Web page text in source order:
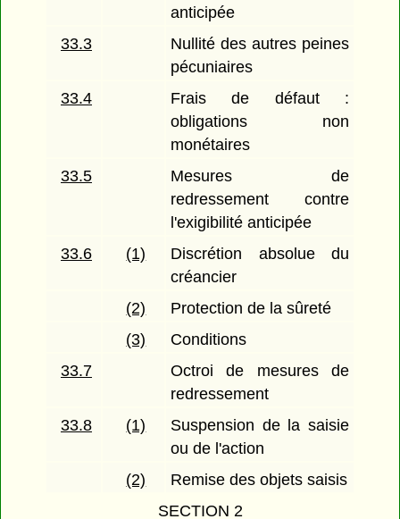
anticipée
33.3
Nullité des autres peines
pécuniaires
33.4
Frais de défaut :
obligations non
monétaires
33.5
Mesures de
redressement contre
l'exigibilité anticipée
33.6
(1)
Discrétion absolue du
créancier
(2)
Protection de la sûreté
(3)
Conditions
33.7
Octroi de mesures de
redressement
33.8
(1)
Suspension de la saisie
ou de l'action
(2)
Remise des objets saisis
SECTION 2